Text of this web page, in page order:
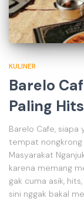
KULINER
Barelo
Paling
Barelo Cafe, siapa
tempat nongkrong
Masyarakat
karena memang
gak cuma asik,
sini nggak bakal